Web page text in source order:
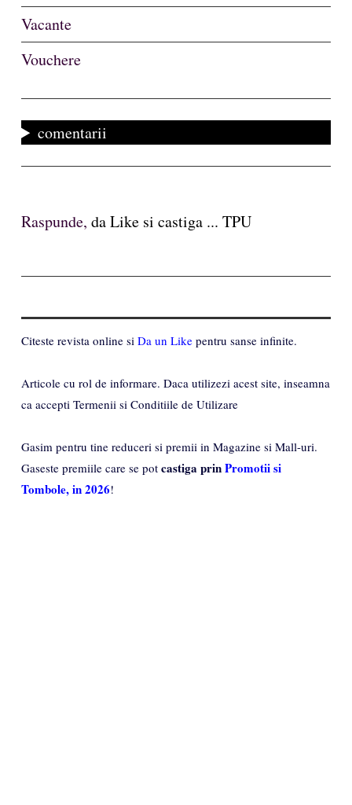
Vacante
Vouchere
comentarii
Raspunde, da Like si castiga ... TPU
Citeste revista online si Da un Like pentru sanse infinite.
Articole cu rol de informare. Daca utilizezi acest site, inseamna
ca accepti Termenii si Conditiile de Utilizare
Gasim pentru tine reduceri si premii in Magazine si Mall-uri.
Gaseste premiile care se pot castiga prinPromotii si
Tombole, in 2026!